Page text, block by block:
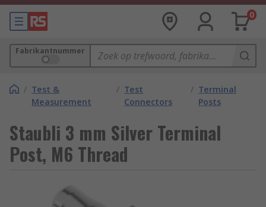
0
Fabrikantnummer
/ Test &
Measurement
/ Test
Connectors
/ Terminal
Posts
Staubli 3 mm Silver Terminal
Post, M6 Thread